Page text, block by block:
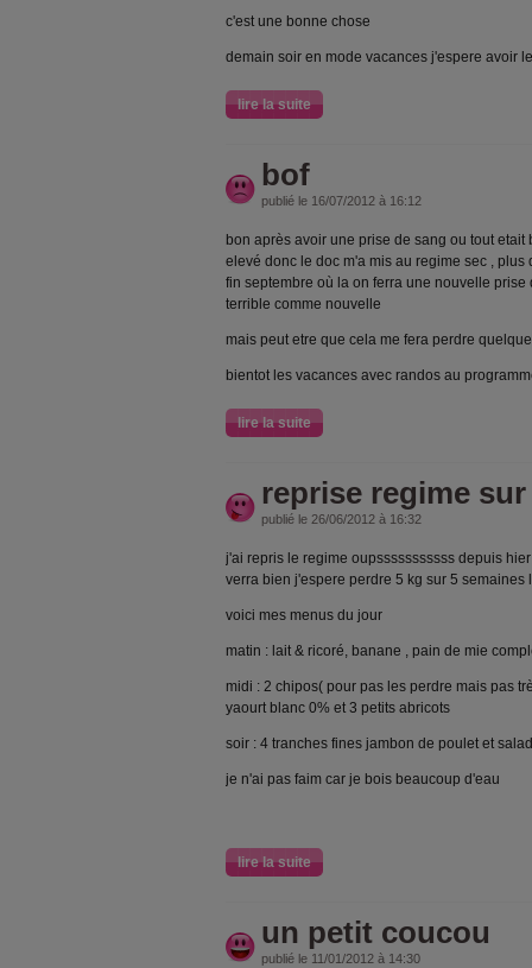
c'est une bonne chose
demain soir en mode vacances j'espere avoir
lire la suite
bof
publié le 16/07/2012 à 16:12
bon après avoir une prise de sang ou tout
elevé donc le doc m'a mis au regime sec ,
fin septembre où la on ferra une nouvelle
terrible comme nouvelle
mais peut etre que cela me fera perdre
bientot les vacances avec randos au
lire la suite
reprise regime
publié le 26/06/2012 à 16:32
j'ai repris le regime oupsssssssssss depuis
verra bien j'espere perdre 5 kg sur 5 semaines
voici mes menus du jour
matin : lait & ricoré, banane , pain de mie
midi : 2 chipos( pour pas les perdre mais pas
yaourt blanc 0% et 3 petits abricots
soir : 4 tranches fines jambon de poulet et
je n'ai pas faim car je bois beaucoup d'eau
lire la suite
un petit coucou
publié le 11/01/2012 à 14:30